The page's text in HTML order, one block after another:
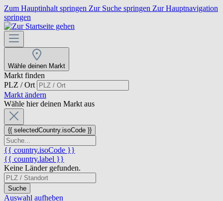
Zum Hauptinhalt springen Zur Suche springen Zur Hauptnavigation
springen
Wähle deinen Markt
Markt finden
PLZ / Ort
Markt ändern
Wähle hier deinen Markt aus
{{ selectedCountry.isoCode }}
{{ country.isoCode }}
{{ country.label }}
Keine Länder gefunden.
Suche
Auswahl aufheben